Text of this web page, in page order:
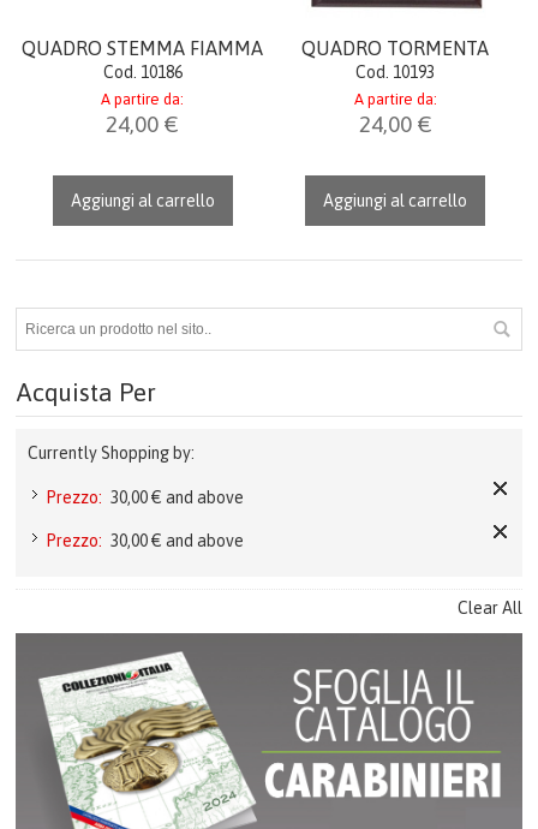
QUADRO STEMMA FIAMMA
Cod. 10186
A partire da:
24,00 €
Aggiungi al carrello
QUADRO TORMENTA
Cod. 10193
A partire da:
24,00 €
Aggiungi al carrello
Acquista Per
Currently Shopping by:
Prezzo: 30,00 € and above
Prezzo: 30,00 € and above
Clear All